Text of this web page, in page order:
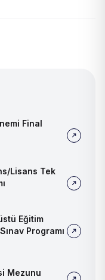
Final
Lisans Tek
Eğitim
Programı
Mezunu